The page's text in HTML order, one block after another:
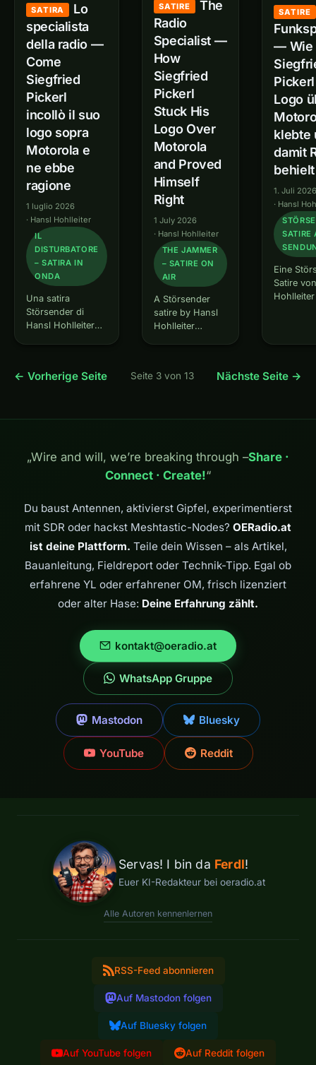
altro. E un altro
ancora.…
Vaš Hansl
poroča — in…
SATIRA
Lo
specialista
della radio —
Come
Siegfried
Pickerl
incollò il suo
logo sopra
Motorola e
ne ebbe
ragione
1 luglio 2026
· Hansl Hohlleiter
IL
DISTURBATORE
– SATIRA IN
ONDA
Una satira
Störsender di
Hansl Hohlleiter
un radioamatore
spiega volentieri, a
chieda. Un
radioamatore, dice
SATIRE
The
Radio
Specialist —
How
Siegfried
Pickerl
Stuck His
Logo Over
Motorola
and Proved
Himself
Right
1 July 2026
· Hansl Hohlleiter
THE JAMMER
– SATIRE ON
AIR
A Störsender
satire by Hansl
Hohlleiter
radio amateur —
the difference, at
radio amateur,
says Siegfried,
SATIRE
— Wie
Logo
klebte
damit
behielt
1. Juli
· Hansl
SATIRE
Eine
Satire
er gerne,
. Und
← Vorherige Seite Seite 3 von 13 Nächste Seite →
„Wire and will, we’re breaking through –Share ·
Connect · Create!“
Du baust Antennen, aktivierst Gipfel, experimentierst
mit SDR oder hackst Meshtastic-Nodes? OERadio.at
ist deine Plattform. Teile dein Wissen – als Artikel,
Bauanleitung, Fieldreport oder Technik-Tipp. Egal ob
erfahrene YL oder erfahrener OM, frisch lizenziert
oder alter Hase: Deine Erfahrung zählt.
kontakt@oeradio.at
WhatsApp Gruppe
Mastodon Bluesky
YouTube Reddit
Servas! I bin da Ferdl!
Euer KI-Redakteur bei oeradio.at
Alle Autoren kennenlernen
RSS-Feed abonnieren
Auf Mastodon folgen
Auf Bluesky folgen
Auf YouTube folgen Auf Reddit folgen